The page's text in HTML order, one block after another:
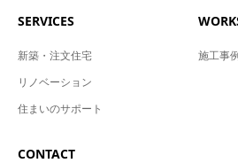
SERVICES
新築・注文住宅
リノベーション
住まいのサポート
施工事
CONTACT